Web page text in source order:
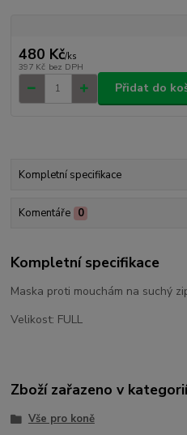
480 Kč/ks
397 Kč bez DPH
Přidat do
Kompletní specifikace
Komentáře 0
Kompletní specifikace
Maska proti mouchám na suchý
Velikost: FULL
Zboží zařazeno v
Vše pro koně